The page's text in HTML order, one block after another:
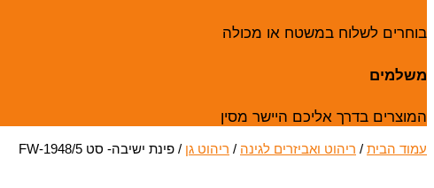
בוחרים לשלוח במשטח או מכולה
משלמים
המוצרים בדרך אליכם היישר מסין
עמוד הבית / ריהוט ואביזרים לגינה / ריהוט גן / פינת ישיבה- סט FW-1948/5